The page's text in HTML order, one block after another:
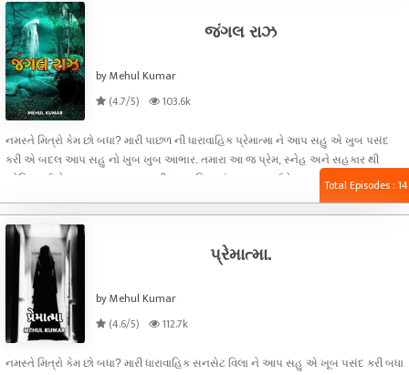
દ્વારા એની મુલાકાત મોહિત નામ ના છોકરા સાથે થઈ. પહેલાં દિવસે એમને મેસેજ દ્વારા ઘણી
વાતો કરી. થોઙા દિવસ રોજ એ લોકો વાતો કરવા લાગ્યા પછી એકબીજા ના મોબાઈલ નંબર ની
આપ - લે થઈ. એ પછી થી ફોન પર ખુબ વાતો કરવા લાગ્યા. એમને બંન્ને ને ખબર જ ના પઙી કે
ક્યારે વાતો કરતા કરતા એકબીજા ને પ્રેમ કરી બેઠા.
જંગલ રાઝ
by Mehul Kumar
(4.7/5)
103.6k
નમસ્તે મિત્રો કેમ છો બધા? મારી પાછળ ની ધારાવાહિક પ્રેમાત્મા ને આપ સહુ એ ખુબ પસંદ
કરી એ બદલ આપ સહુ નો ખુબ ખુબ આભાર. તમારા આ જ પ્રેમ, સ્નેહ અને સહકાર થી
પ્રેરિત થઈ ને આપ સહુ સમક્ષ હુ નવી ધારાવાહિક જંગલ રાઝ લઈને આવ્યો છુ. હુ આશા કરુ
ધારાવાહિક ના પહેલા ભાગ પર આવુ છુ . એક નાનકડુ ખુબ જ સુંદર ગામ, જેવુ ગામ તેવુ જ નામ
સુંદરપુરા.
Total Episodes : 14
પ્રેમાત્મા.
by Mehul Kumar
(4.6/5)
112.7k
નમસ્તે મિત્રો કેમ છો બધા? મારી ધારાવાહિક સનસેટ વિલા ને આપ સહુ એ ખૂબ પસંદ કરી બધા